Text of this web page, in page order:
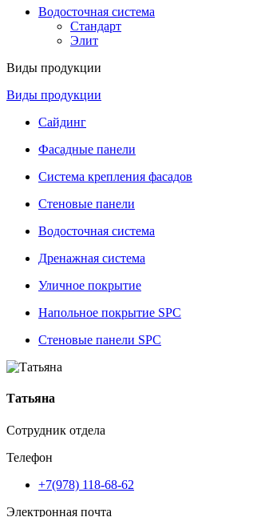
Водосточная система
Стандарт
Элит
Виды продукции
Виды продукции
Сайдинг
Фасадные панели
Система крепления фасадов
Стеновые панели
Водосточная система
Дренажная система
Уличное покрытие
Напольное покрытие SPC
Стеновые панели SPC
Татьяна
Сотрудник отдела
Телефон
+7(978) 118-68-62
Электронная почта